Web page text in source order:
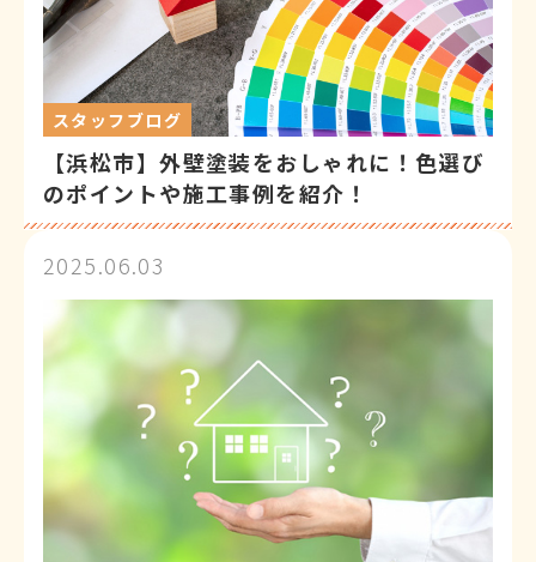
スタッフブログ
【浜松市】外壁塗装をおしゃれに！色選び
のポイントや施工事例を紹介！
2025.06.03